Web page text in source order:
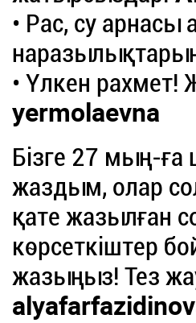
• Рас, су
• Үлкен рахмет!
yermolaevna
Бізге 27 мың-ға
жаздым, олар
қате жазылған
көрсеткіштер
жазыңыз! Тез